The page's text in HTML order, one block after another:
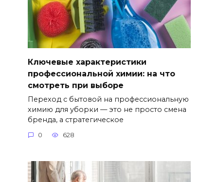
Ключевые характеристики
профессиональной химии: на что
смотреть при выборе
Переход с бытовой на профессиональную
химию для уборки — это не просто смена
бренда, а стратегическое
0 628